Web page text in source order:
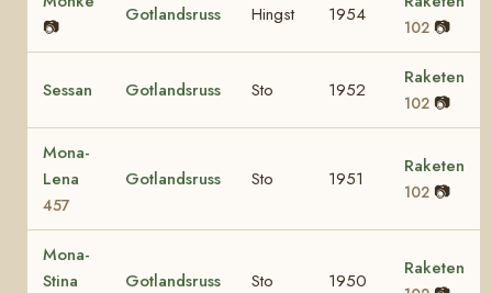
📷
Gotlandsruss Hingst 1954
102 📷
Sessan Gotlandsruss Sto 1952
Raketen
102 📷
Mona-
Lena
457
Gotlandsruss Sto 1951
Raketen
102 📷
Mona-
Stina
Gotlandsruss Sto 1950
Raketen